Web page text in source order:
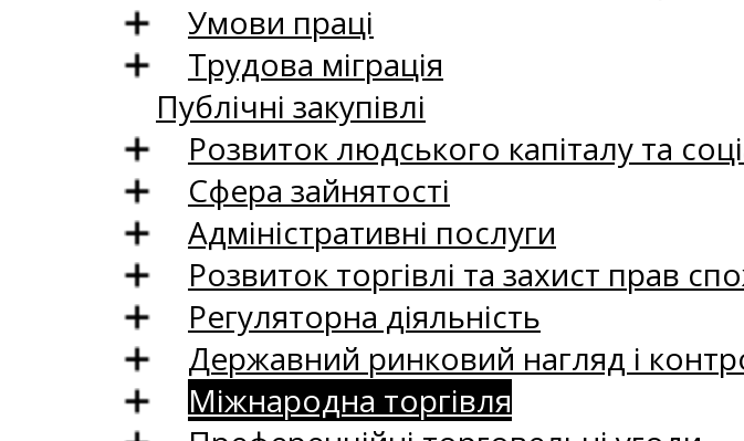
Умови праці
Трудова міграція
Публічні закупівлі
Розвиток людського капіталу та
Сфера зайнятості
Адміністративні послуги
Розвиток торгівлі та захист прав
Регуляторна діяльність
Державний ринковий нагляд і
Міжнародна торгівля